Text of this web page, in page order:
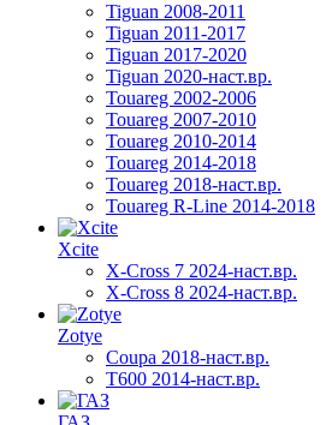
Tiguan 2008-2011
Tiguan 2011-2017
Tiguan 2017-2020
Tiguan 2020-наст.вр.
Touareg 2002-2006
Touareg 2007-2010
Touareg 2010-2014
Touareg 2014-2018
Touareg 2018-наст.вр.
Touareg R-Line 2014-2018
Xcite
X-Cross 7 2024-наст.вр.
X-Cross 8 2024-наст.вр.
Zotye
Coupa 2018-наст.вр.
T600 2014-наст.вр.